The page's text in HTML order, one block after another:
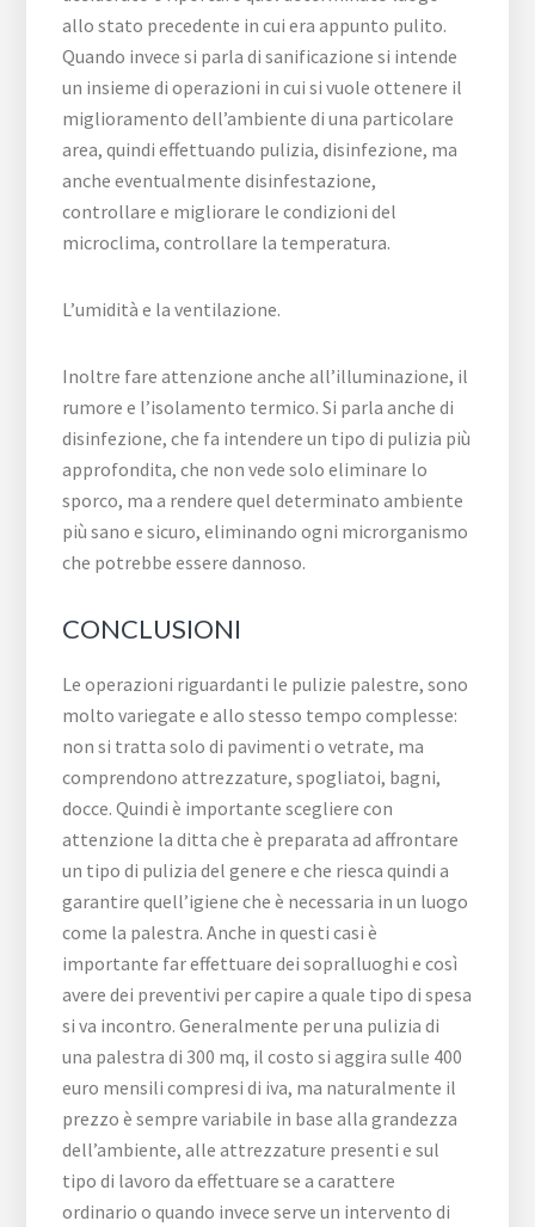
allo stato precedente in cui era appunto pulito.
Quando invece si parla di sanificazione si intende
un insieme di operazioni in cui si vuole ottenere il
miglioramento dell’ambiente di una particolare
area, quindi effettuando pulizia, disinfezione, ma
anche eventualmente disinfestazione,
controllare e migliorare le condizioni del
microclima, controllare la temperatura.
L’umidità e la ventilazione.
Inoltre fare attenzione anche all’illuminazione, il
rumore e l’isolamento termico. Si parla anche di
disinfezione, che fa intendere un tipo di pulizia più
approfondita, che non vede solo eliminare lo
sporco, ma a rendere quel determinato ambiente
più sano e sicuro, eliminando ogni microrganismo
che potrebbe essere dannoso.
CONCLUSIONI
Le operazioni riguardanti le pulizie palestre, sono
molto variegate e allo stesso tempo complesse:
non si tratta solo di pavimenti o vetrate, ma
comprendono attrezzature, spogliatoi, bagni,
docce. Quindi è importante scegliere con
attenzione la ditta che è preparata ad affrontare
un tipo di pulizia del genere e che riesca quindi a
garantire quell’igiene che è necessaria in un luogo
come la palestra. Anche in questi casi è
importante far effettuare dei sopralluoghi e così
avere dei preventivi per capire a quale tipo di spesa
si va incontro. Generalmente per una pulizia di
una palestra di 300 mq, il costo si aggira sulle 400
euro mensili compresi di iva, ma naturalmente il
prezzo è sempre variabile in base alla grandezza
dell’ambiente, alle attrezzature presenti e sul
tipo di lavoro da effettuare se a carattere
ordinario o quando invece serve un intervento di